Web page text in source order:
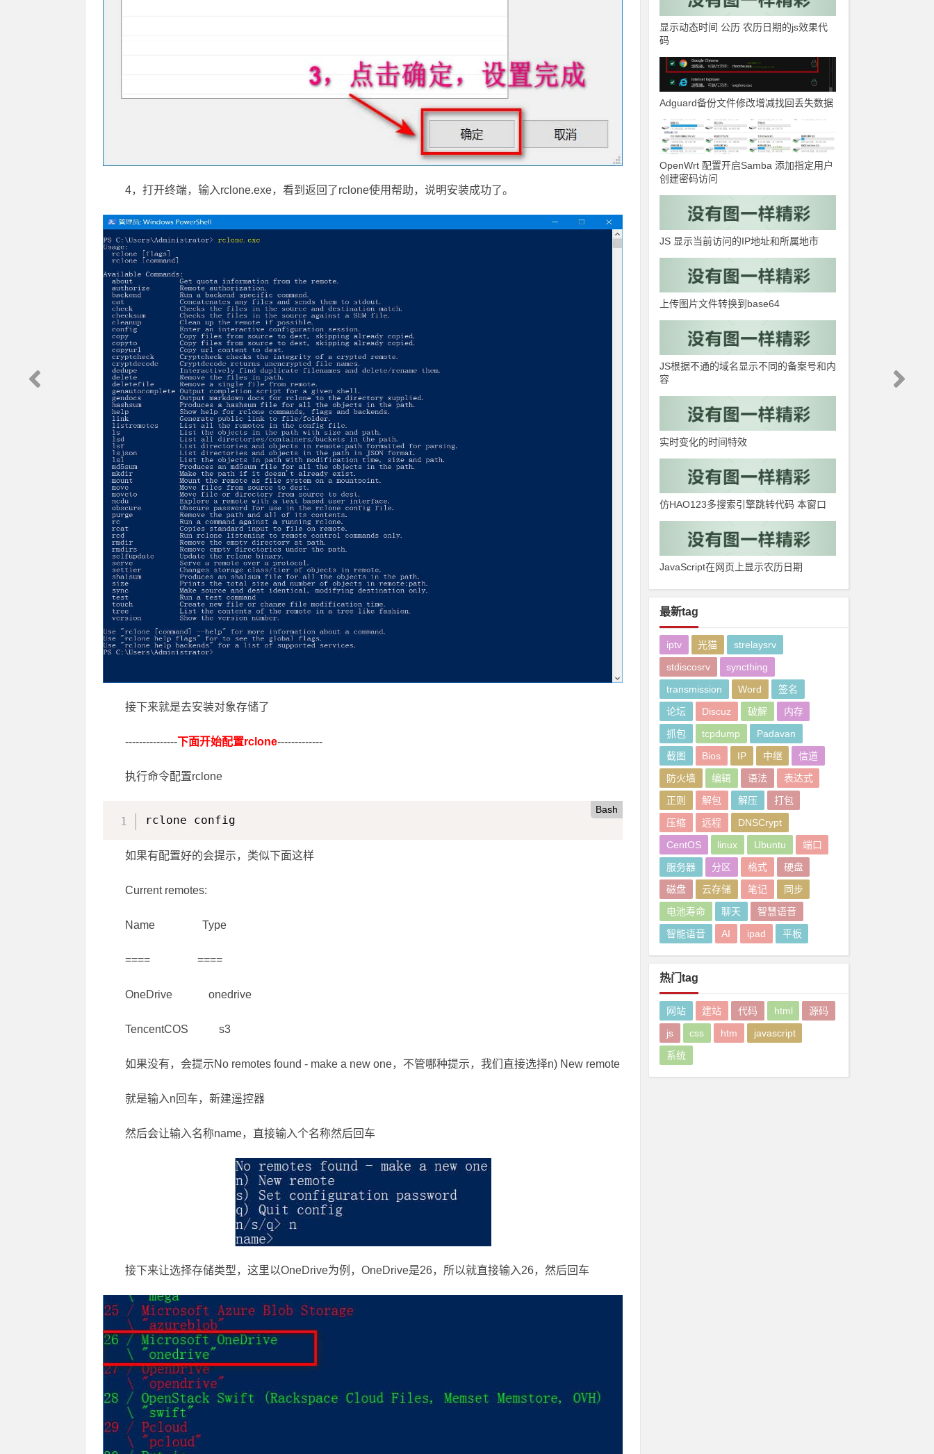
4，打开终端，输入rclone.exe，看到返回了rclone使用帮助，说明安装成功了。
接下来就是去安装对象存储了
---------------下面开始配置rclone-------------
执行命令配置rclone
Bash
rclone config
如果有配置好的会提示，类似下面这样
Current remotes:
Name Type
==== ====
OneDrive onedrive
TencentCOS s3
如果没有，会提示No remotes found - make a new one，不管哪种提示，我们直接选择n) New remote
就是输入n回车，新建遥控器
然后会让输入名称name，直接输入个名称然后回车
接下来让选择存储类型，这里以OneDrive为例，OneDrive是26，所以就直接输入26，然后回车
显示动态时间 公历 农历日期的js效果代
码
Adguard备份文件修改增减找回丢失数据
OpenWrt 配置开启Samba 添加指定用户
创建密码访问
JS 显示当前访问的IP地址和所属地市
上传图片文件转换到base64
JS根据不通的域名显示不同的备案号和内
容
实时变化的时间特效
仿HAO123多搜索引擎跳转代码 本窗口
JavaScript在网页上显示农历日期
最新tag
iptv 光猫
strelaysrv
stdiscosrv
syncthing
transmission
Word
签名
论坛
Discuz 破解
内存
抓包
tcpdump
Padavan
截图
Bios IP 中继
信道
防火墙
编辑 语法
表达式
正则
解包 解压
打包
压缩
远程
DNSCrypt
CentOS
linux Ubuntu
端口
服务器
分区 格式
硬盘
磁盘
云存储 笔记
同步
电池寿命
聊天
智慧语音
智能语音
AI ipad 平板
热门tag
网站 建站 代码 html
源码
js
css htm
javascript
系统